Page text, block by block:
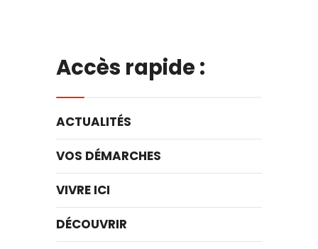
Accès rapide :
ACTUALITÉS
VOS DÉMARCHES
VIVRE ICI
DÉCOUVRIR